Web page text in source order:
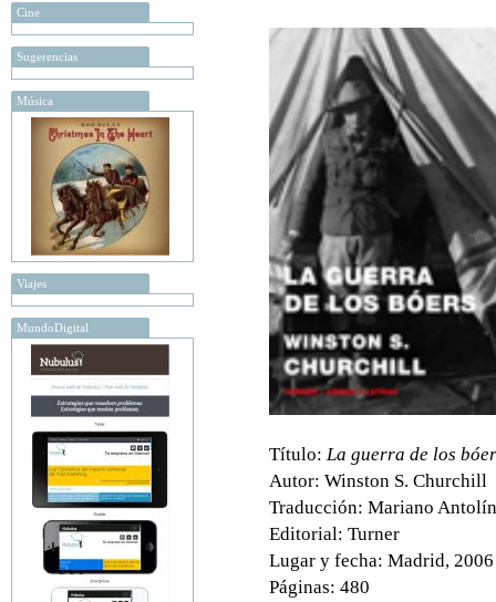
Cine
Sugerencias
Música
Viajes
MundoDigital
Título: La guerra de los
Autor: Winston S. Churchill
Traducción: Mariano
Editorial: Turner
Lugar y fecha: Madrid, 2006
Páginas: 480